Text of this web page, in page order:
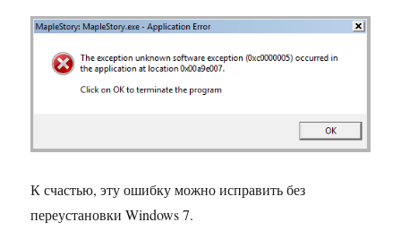
К счастью, эту ошибку можно исправить без
переустановки Windows 7.